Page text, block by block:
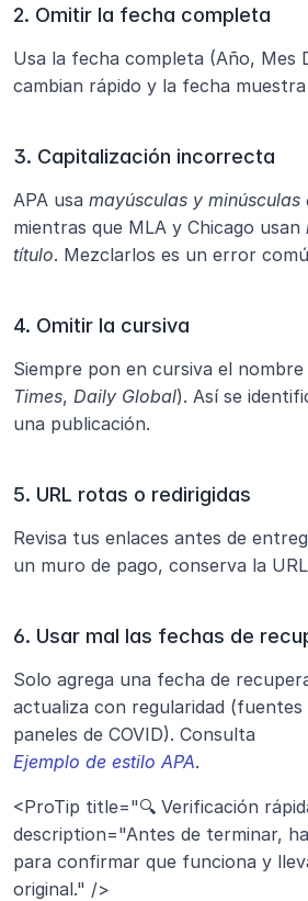
2. Omitir la fecha completa
Usa la fecha completa (Año, Mes
cambian rápido y la fecha
3. Capitalización incorrecta
APA usa mayúsculas y
mientras que MLA y Chicago usan
título. Mezclarlos es un error
4. Omitir la cursiva
Siempre pon en cursiva el
Times, Daily Global). Así se
una publicación.
5. URL rotas o redirigidas
Revisa tus enlaces antes de
un muro de pago, conserva la
6. Usar mal las fechas de
Solo agrega una fecha de
actualiza con regularidad (fuentes
paneles de COVID). Consulta
Ejemplo de estilo APA.
<ProTip title="🔍 Verificación
description="Antes de terminar,
para confirmar que funciona y
original." />